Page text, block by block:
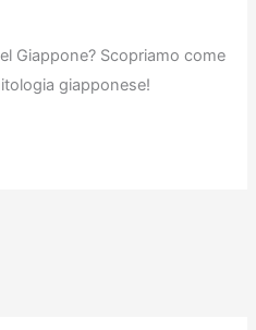
Giappone? Scopriamo come
giapponese!